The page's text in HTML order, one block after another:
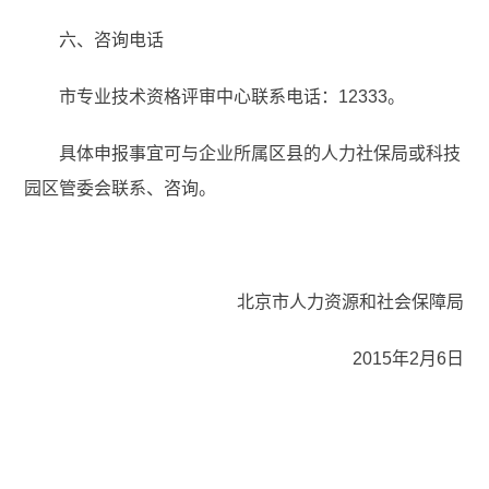
六、咨询电话
市专业技术资格评审中心联系电话：12333。
具体申报事宜可与企业所属区县的人力社保局或科技
园区管委会联系、咨询。
北京市人力资源和社会保障局
2015年2月6日